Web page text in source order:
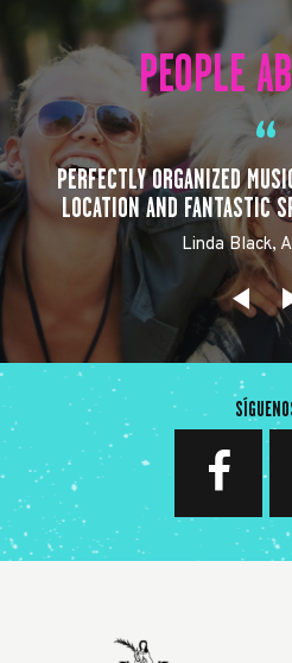
PEOPLE
PERFECTLY ORGANIZED
LOCATION AND FANTASTIC
Linda Black,